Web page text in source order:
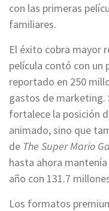
con las primeras
familiares.
El éxito cobra mayor
película contó con un
reportado en 250
gastos de marketing.
fortalece la posición
animado, sino que
de The Super Mario
hasta ahora
año con 131.7
Los formatos